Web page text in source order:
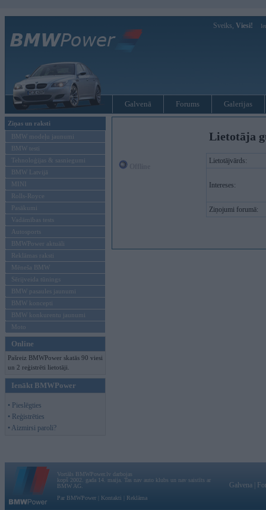
Sveiks, Viesi!
Galvenā Forums Galerijas
Ziņas un raksti
BMW modeļu jaunumi
BMW testi
Tehnoloģijas & sasniegumi
BMW Latvijā
MINI
Rolls-Royce
Pasākumi
Vadāmības tests
Autosports
BMWPower aktuāli
Reklāmas raksti
Mēneša BMW
Sērijveida tūnings
BMW pasaules jaunumi
BMW koncepti
BMW konkurentu jaunumi
Moto
Online
Pašreiz BMWPower skatās 90 viesi
un 2 reģistrēti lietotāji.
Ienākt BMWPower
• Pieslēgties
• Reģistrēties
• Aizmirsi paroli?
Lietotāja
Lietotājvārds:
Intereses:
Ziņojumi forumā:
Vortāls BMWPower.lv darbojas
kopš 2002. gada 14. maija. Tas nav auto klubs un nav saistīts ar
BMW AG.
Par BMWPower
Kontakti Reklāma
Galvena